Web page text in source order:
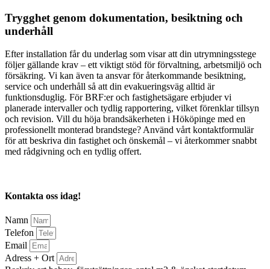
Trygghet genom dokumentation, besiktning och
underhåll
Efter installation får du underlag som visar att din utrymningsstege
följer gällande krav – ett viktigt stöd för förvaltning, arbetsmiljö och
försäkring. Vi kan även ta ansvar för återkommande besiktning,
service och underhåll så att din evakueringsväg alltid är
funktionsduglig. För BRF:er och fastighetsägare erbjuder vi
planerade intervaller och tydlig rapportering, vilket förenklar tillsyn
och revision. Vill du höja brandsäkerheten i Hököpinge med en
professionellt monterad brandstege? Använd vårt kontaktformulär
för att beskriva din fastighet och önskemål – vi återkommer snabbt
med rådgivning och en tydlig offert.
Kontakta oss idag!
Namn
Telefon
Email
Adress + Ort